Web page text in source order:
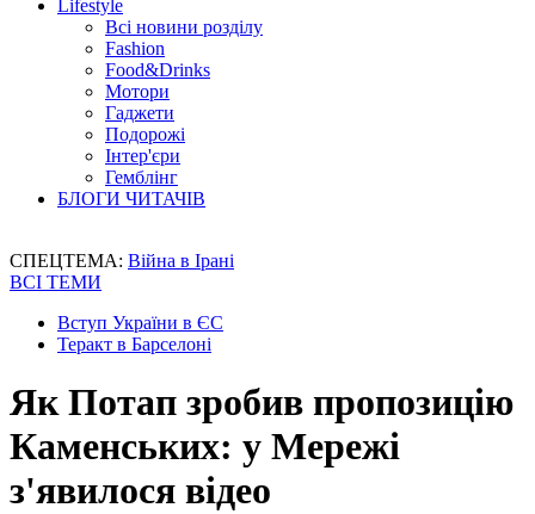
Lifestyle
Всі новини розділу
Fashion
Food&Drinks
Мотори
Гаджети
Подорожі
Інтер'єри
Гемблінг
БЛОГИ ЧИТАЧІВ
СПЕЦТЕМА: Війна в Ірані
ВСІ ТЕМИ
Вступ України в ЄС
Теракт в Барселоні
Як Потап зробив пропозицію
Каменських: у Мережі
з'явилося відео